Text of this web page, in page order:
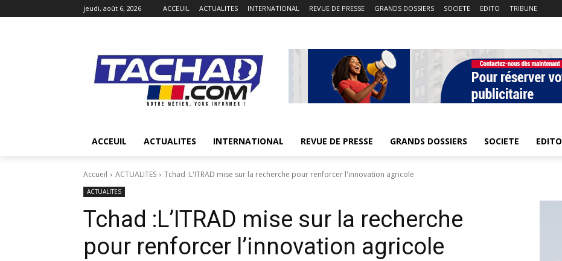
jeudi, août 6, 2026 ACCEUIL ACTUALITES INTERNATIONAL REVUE DE PRESSE GRANDS DOSSIERS SOCIETE EDITO TRIBUNE
ACCEUIL ACTUALITES INTERNATIONAL REVUE DE PRESSE GRANDS DOSSIERS SOCIETE EDITO
Accueil ACTUALITES Tchad :L'ITRAD mise sur la recherche pour renforcer l'innovation agricole
ACTUALITES
Tchad :L’ITRAD mise sur la recherche
pour renforcer l’innovation agricole